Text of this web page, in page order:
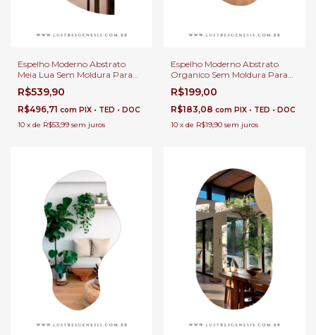
Espelho Moderno Abstrato
Meia Lua Sem Moldura Para
Banheiro, Penteadeira, Salão de
Beleza e Lojas
R$539,90
R$496,71 com PIX • TED • DOC
10 x de R$53,99 sem juros
Espelho Moderno Abstrato
Organico Sem Moldura Para
Banheiro, Penteadeira, Salão de
Beleza e Lojas
R$199,00
R$183,08 com PIX • TED • DOC
10 x de R$19,90 sem juros